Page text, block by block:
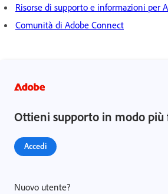
Risorse di supporto e informazioni per
Comunità di Adobe Connect
Ottieni supporto in modo più
Accedi
Nuovo utente?